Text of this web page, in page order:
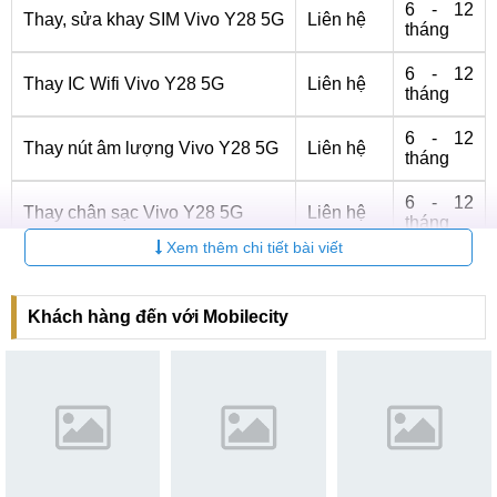
Thay, sửa khay SIM Vivo Y28 5G Liên hệ
6 - 12
tháng
Thay IC Wifi Vivo Y28 5G Liên hệ
6 - 12
tháng
Thay nút âm lượng Vivo Y28 5G Liên hệ
6 - 12
tháng
Thay chân sạc Vivo Y28 5G Liên hệ
6 - 12
tháng
Thay main Vivo Y28 5G
Khi Vivo Y28 5G gặp các lỗi như không lên nguồn, sóng
chập chờn, mất kết nối Wi-Fi hoặc Bluetooth, cảm ứng phản
việc thay main mới là giải pháp cần thiết để thiết bị hoạt
động ổn định như ban đầu.
Xem thêm chi tiết bài viết
Khách hàng đến với Mobilecity